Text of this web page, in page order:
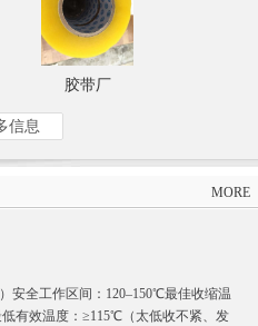
胶带厂
信息
MORE
安全工作区间：120–150℃最佳收缩温
有效温度：≥115℃（太低收不紧、发